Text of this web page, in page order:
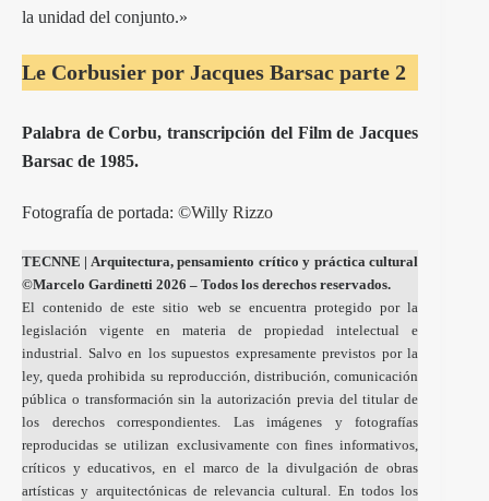
la unidad del conjunto.»
Le Corbusier por Jacques Barsac parte 2
Palabra de Corbu, transcripción del Film de Jacques
Barsac de 1985.
Fotografía de portada: ©Willy Rizzo
TECNNE | Arquitectura, pensamiento crítico y práctica cultural
©Marcelo Gardinetti 2026 – Todos los derechos reservados.
El contenido de este sitio web se encuentra protegido por la
legislación vigente en materia de propiedad intelectual e
industrial. Salvo en los supuestos expresamente previstos por la
ley, queda prohibida su reproducción, distribución, comunicación
pública o transformación sin la autorización previa del titular de
los derechos correspondientes. Las imágenes y fotografías
reproducidas se utilizan exclusivamente con fines informativos,
críticos y educativos, en el marco de la divulgación de obras
artísticas y arquitectónicas de relevancia cultural. En todos los